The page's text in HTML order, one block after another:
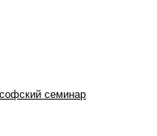
семинар